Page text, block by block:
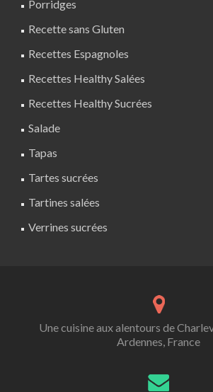
Porridges
Recette sans Gluten
Recettes Espagnoles
Recettes Healthy Salées
Recettes Healthy Sucrées
Salade
Tapas
Tartes sucrées
Tartines salées
Verrines sucrées
Une cuisine aux alentours de
Ardennes, France